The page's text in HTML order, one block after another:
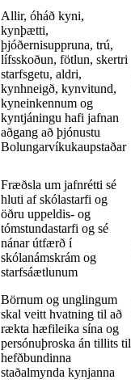
Allir, óháð kyni,
kynþætti,
þjóðernisuppruna, trú,
lífsskoðun, fötlun, skertri
starfsgetu, aldri,
kynhneigð, kynvitund,
kyneinkennum og
kyntjáningu hafi jafnan
aðgang að þjónustu
Bolungarvíkukaupstaðar
Fræðsla um jafnrétti sé
hluti af skólastarfi og
öðru uppeldis- og
tómstundastarfi og sé
nánar útfærð í
skólanámskrám og
starfsáætlunum
Börnum og unglingum
skal veitt hvatning til að
rækta hæfileika sína og
persónuþroska án tillits til
hefðbundinna
staðalmynda kynjanna